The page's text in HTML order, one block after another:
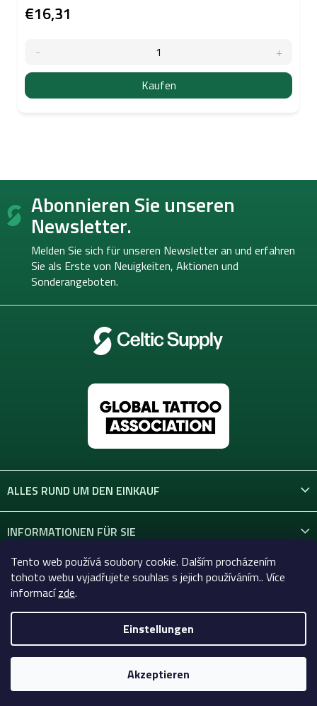
Tento web používá soubory cookie. Dalším procházením
tohoto webu vyjadřujete souhlas s jejich používáním.. Více
informacízde.
Einstellungen
Akzeptieren
€16,31
Kaufen
F
ß Abonnieren Sie unseren
Newsletter.
Melden Sie sich für unseren Newsletter an und erfahren
Sie als Erste von Neuigkeiten, Aktionen und
Sonderangeboten.
ALLES RUND UM DEN EINKAUF
INFORMATIONEN FÜR SIE
KONTAKT
Copyright 2026Celtic-Supply.at | Alles für Tattoo und
Permanent Make-up. Alle Rechte vorbehalten.